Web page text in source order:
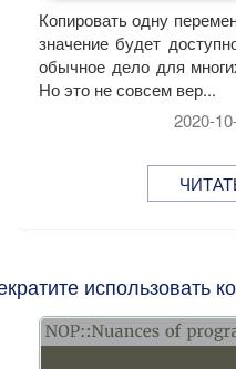
Копировать одну
значение будет
обычное дело для
Но это не совсем вер...
2020-
использовать